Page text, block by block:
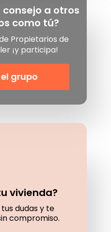
consejo a otros
como tú?
Propietarios de
¡y participa!
grupo
vivienda?
dudas y te
compromiso.